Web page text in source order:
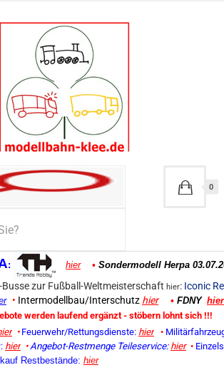
: hier • Sondermodell Herpa
Busse zur Fußball-Weltmeisterschaft hier: Iconic
• Intermodellbau/Interschutz hier • FDNY hier
werden laufend ergänzt - stöbern lohnt sich !!!
• Feuerwehr/Rettungsdienste: hier •
hier • Angebot-Restmenge Teileservice: hier •
Restbestände: hier
0